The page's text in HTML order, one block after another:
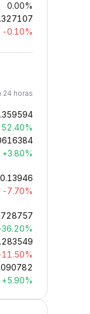
0.00%
-0.10%
24 horas
+3.80%
0.13946
-7.70%
+5.90%